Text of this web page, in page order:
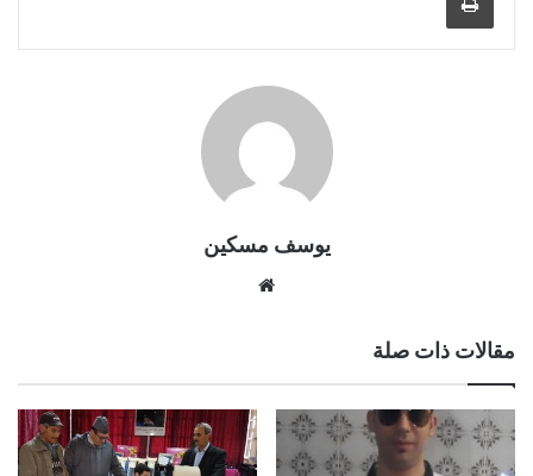
يوسف مسكين
مقالات ذات صلة